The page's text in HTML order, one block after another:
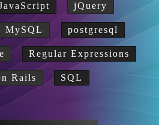
jQuery
MySQL postgresql
Regular Expressions
Rails SQL